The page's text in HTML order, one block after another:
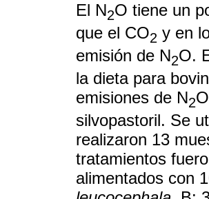
El N2O tiene un
que el CO2 y en
emisión de N2O.
la dieta para
emisiones de N2
silvopastoril. Se
realizaron 13
tratamientos
alimentados con